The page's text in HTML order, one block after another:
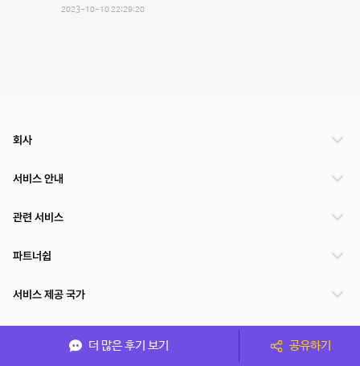
2023-10-10 22:29:20
더 많은 후기 보기 공유하기
회사
서비스 안내
관련 서비스
파트너쉽
서비스 제공 국가
(주)NSPACE 사업자정보